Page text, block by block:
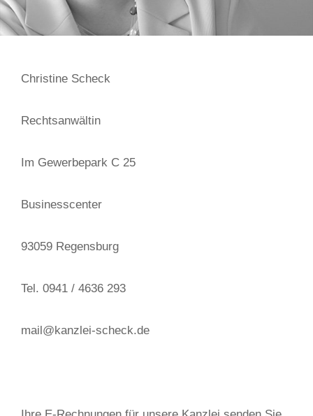
Christine Scheck
Rechtsanwältin
Im Gewerbepark C 25
Businesscenter
93059 Regensburg
Tel. 0941 / 4636 293
mail@kanzlei-scheck.de